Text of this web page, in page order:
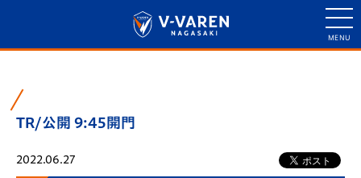
TR/公開 9:45開門
2022.06.27